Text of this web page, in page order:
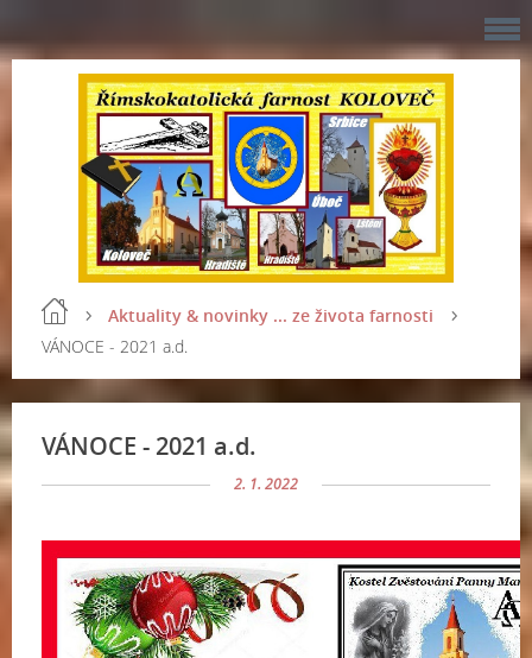
Aktuality & novinky ... ze života farnosti
VÁNOCE - 2021 a.d.
VÁNOCE - 2021 a.d.
2. 1. 2022